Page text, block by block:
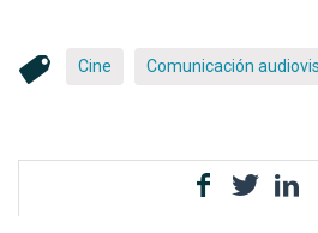
Cine Comunicación